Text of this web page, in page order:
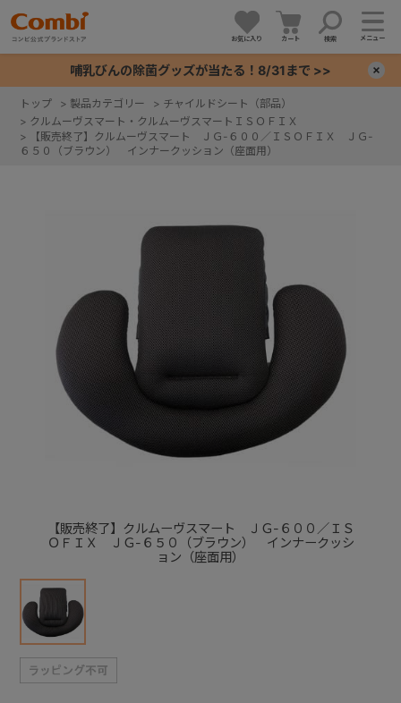
お気に入り カート 検索 メニュー
哺乳びんの除菌グッズが当たる！8/31まで >>
トップ > 製品カテゴリー > チャイルドシート（部品）
> クルムーヴスマート・クルムーヴスマートＩＳＯＦＩＸ
>
【販売終了】クルムーヴスマート ＪＧ-６００／ＩＳＯＦＩＸ ＪＧ-
６５０（ブラウン） インナークッション（座面用）
【販売終了】クルムーヴスマート ＪＧ-６００／ＩＳ
ＯＦＩＸ ＪＧ-６５０（ブラウン） インナークッシ
ョン（座面用）